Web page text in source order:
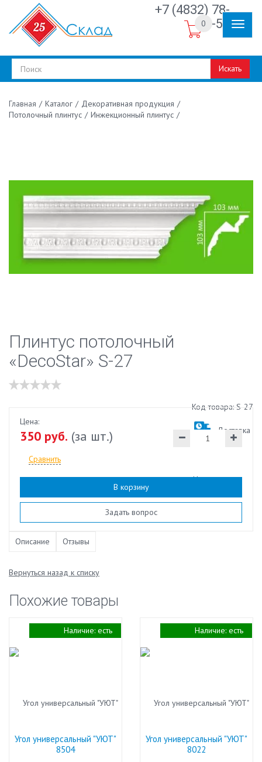
+7 (4832) 78-
30-50
Искать
0
Главная / Каталог / Декоративная продукция /
Потолочный плинтус / Инжекционный плинтус /
Плинтус потолочный
«DecoStar» S-27
Наличие:есть
Код товара: S-27
Доставка
Цена:
350 руб. (за шт.)
Сравнить
В корзину
Задать вопрос
Описание Отзывы
Вернуться назад к списку
Похожие товары
Угол универсальный "УЮТ"
8504
Наличие: есть
Угол универсальный "УЮТ"
8022
Наличие: есть